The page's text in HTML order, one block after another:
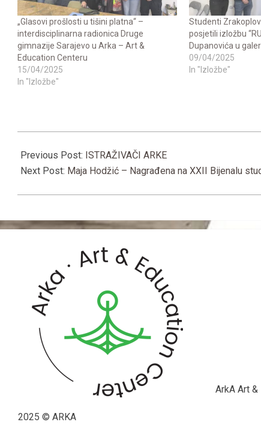
„Glasovi prošlosti u tišini platna“ –
interdisciplinarna radionica Druge
gimnazije Sarajevo u Arka – Art &
Education Centeru
15/04/2025
In "Izložbe"
Studenti
posjetili izložbu
Dupanovića u
09/04/2025
In "Izložbe"
10-
21
Previous Post: ISTRAŽIVAČI ARKE
Next Post: Maja Hodžić – Nagrađena na XXII Bijenalu
2025 © ARKA
ArkA Art &